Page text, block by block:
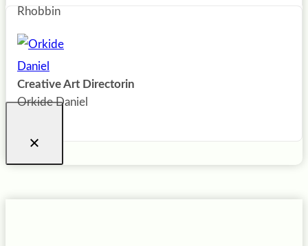
Rhobbin
Creative Art Directorin
Orkide Daniel